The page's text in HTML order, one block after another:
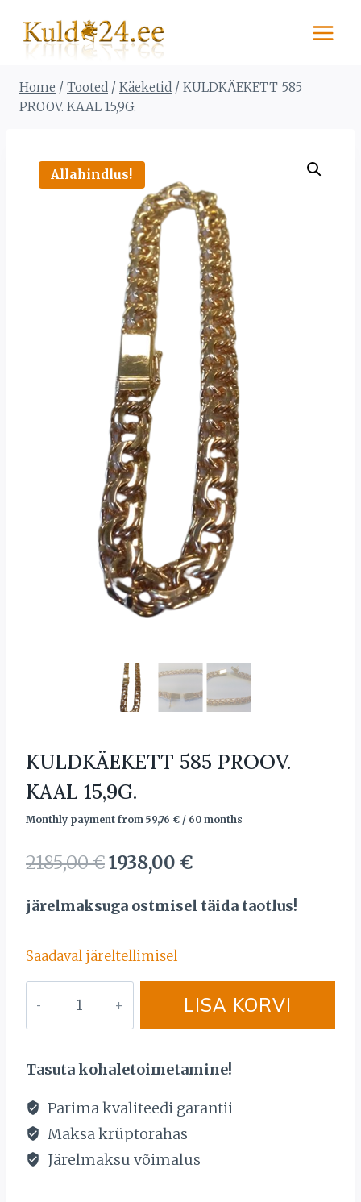
content
Home / Tooted / Käeketid / KULDKÄEKETT 585
PROOV. KAAL 15,9G.
Allahindlus!
KULDKÄEKETT 585 PROOV.
KAAL 15,9G.
Monthly payment from 59,76 € / 60 months
2185,00€Algne
oli:
2185,00 €.
1938,00 €
järelmaksuga ostmisel täida taotlus!
Saadaval järeltellimisel
KAAL
kogus
LISA KORVI
Tasuta kohaletoimetamine!
Parima kvaliteedi garantii
Maksa krüptorahas
Järelmaksu võimalus